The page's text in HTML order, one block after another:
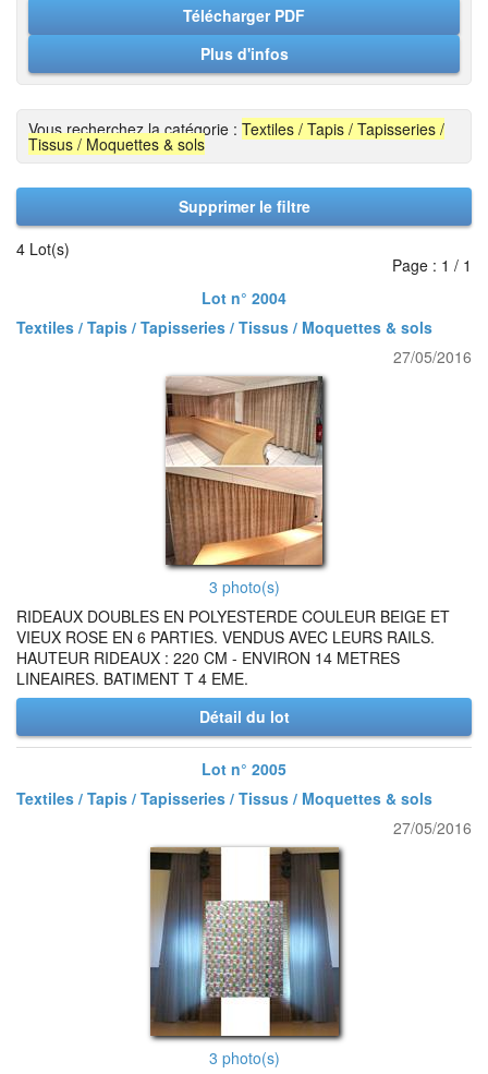
Télécharger PDF
Plus d'infos
Vous recherchez la catégorie : Textiles / Tapis / Tapisseries /
Tissus / Moquettes & sols
Supprimer le filtre
4 Lot(s)
Page : 1 / 1
Lot n° 2004
Textiles / Tapis / Tapisseries / Tissus / Moquettes & sols
27/05/2016
3 photo(s)
RIDEAUX DOUBLES EN POLYESTERDE COULEUR BEIGE ET
VIEUX ROSE EN 6 PARTIES. VENDUS AVEC LEURS RAILS.
HAUTEUR RIDEAUX : 220 CM - ENVIRON 14 METRES
LINEAIRES. BATIMENT T 4 EME.
Détail du lot
Lot n° 2005
Textiles / Tapis / Tapisseries / Tissus / Moquettes & sols
27/05/2016
3 photo(s)